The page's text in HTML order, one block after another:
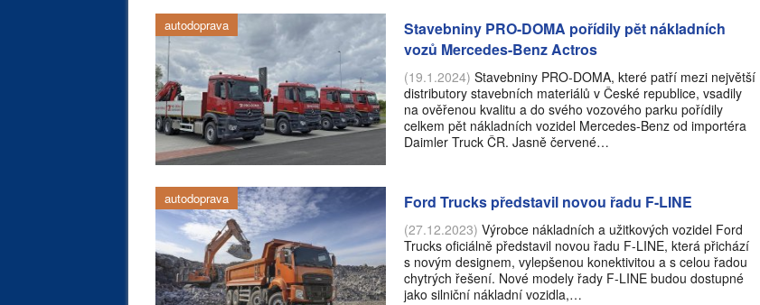
autodoprava
Stavebniny PRO-DOMA pořídily pět nákladních
vozů Mercedes-Benz Actros
(19.1.2024) Stavebniny PRO-DOMA, které patří mezi největší
distributory stavebních materiálů v České republice, vsadily
na ověřenou kvalitu a do svého vozového parku pořídily
celkem pět nákladních vozidel Mercedes-Benz od importéra
Daimler Truck ČR. Jasně červené…
autodoprava Ford Trucks představil novou řadu F-LINE
(27.12.2023) Výrobce nákladních a užitkových vozidel Ford
Trucks oﬁciálně představil novou řadu F-LINE, která přichází
s novým designem, vylepšenou konektivitou a s celou řadou
chytrých řešení. Nové modely řady F-LINE budou dostupné
jako silniční nákladní vozidla,…